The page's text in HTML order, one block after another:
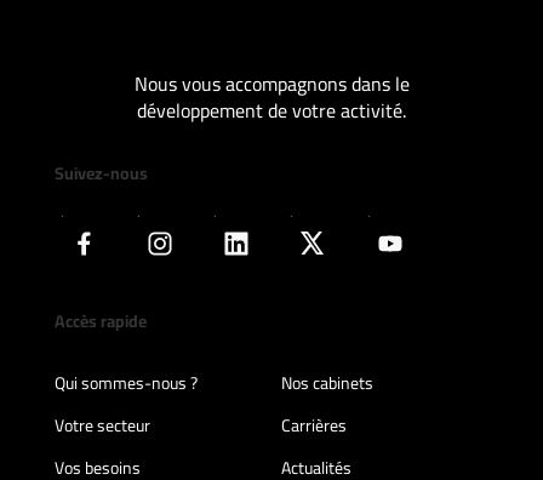
Nous vous accompagnons dans le
développement de votre activité.
Suivez-nous
Accès rapide
Qui sommes-nous ?
Nos cabinets
Votre secteur
Carrières
Vos besoins
Actualités